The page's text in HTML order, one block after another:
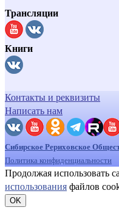
Трансляции
Книги
Контакты и реквизиты
Написать нам
Сибирское Рериховское
Политика конфиденциальности
Продолжая использовать
использования файлов
OK